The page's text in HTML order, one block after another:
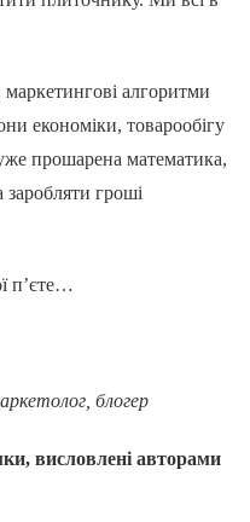
алгоритми
економіки, товарообігу
прошарена математика,
гроші
п’єте…
блогер
висловлені авторами